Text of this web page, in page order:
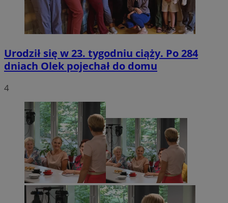
Urodził się w 23. tygodniu ciąży. Po 284
dniach Olek pojechał do domu
4